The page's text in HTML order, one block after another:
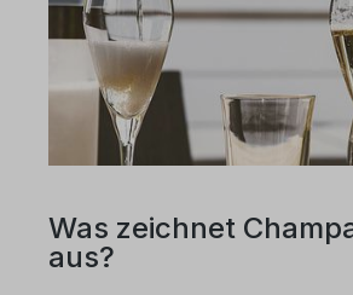
Was zeichnet
aus?